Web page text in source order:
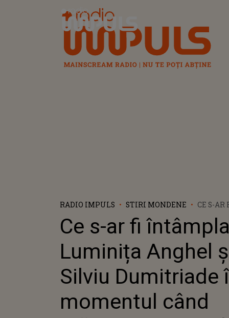
Radio Impuls
RADIO IMPULS STIRI MONDENE
CE S-
NOU ÎN
VORBA
SILVIU
CA
Ce s-ar fi
Luminița Anghel
Silviu Dumitriade
momentul când